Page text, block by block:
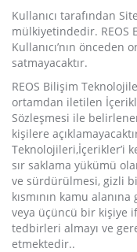
Kullanıcı tarafından
mülkiyetindedir. REOS
Kullanıcı’nın önceden
satmayacaktır.
REOS Bilişim
ortamdan iletilen
Sözleşmesi ile
kişilere
Teknolojileri,İçerikler’i
sır saklama yükümü
ve sürdürülmesi, gizli
kısmının kamu
veya üçüncü bir kişiye
tedbirleri almayı ve
etmektedir..